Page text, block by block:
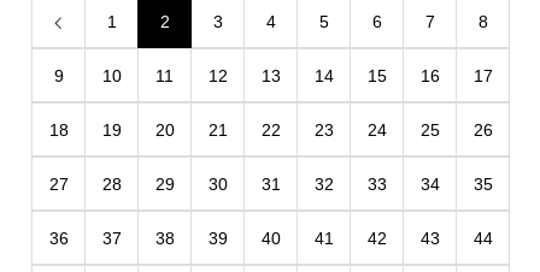
1 2 3 4 5 6 7 8
9 10 11 12 13 14 15 16 17
18 19 20 21 22 23 24 25 26
27 28 29 30 31 32 33 34 35
36 37 38 39 40 41 42 43 44